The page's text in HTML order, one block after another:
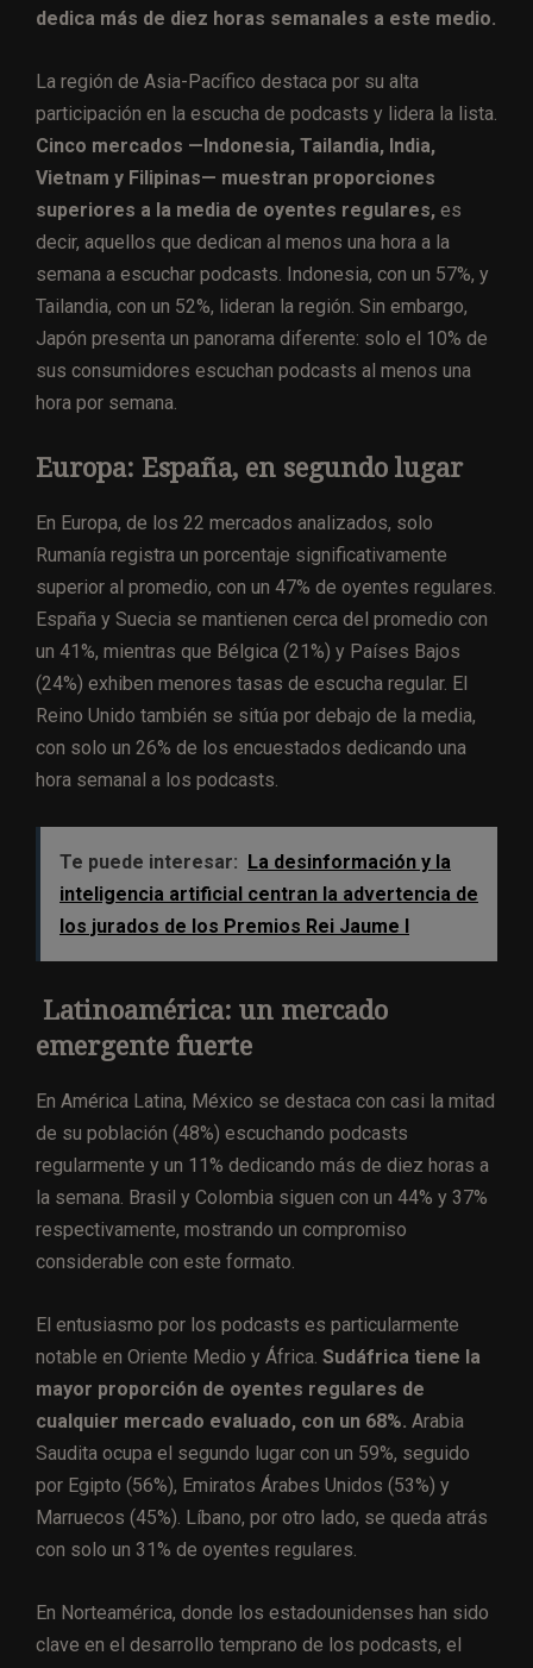
dedica más de diez horas semanales a este medio.
La región de Asia-Pacífico destaca por su alta
participación en la escucha de podcasts y lidera la lista.
Cinco mercados —Indonesia, Tailandia, India,
Vietnam y Filipinas— muestran proporciones
superiores a la media de oyentes regulares, es
decir, aquellos que dedican al menos una hora a la
semana a escuchar podcasts. Indonesia, con un 57%, y
Tailandia, con un 52%, lideran la región. Sin embargo,
Japón presenta un panorama diferente: solo el 10% de
sus consumidores escuchan podcasts al menos una
hora por semana.
Europa: España, en segundo lugar
En Europa, de los 22 mercados analizados, solo
Rumanía registra un porcentaje significativamente
superior al promedio, con un 47% de oyentes regulares.
España y Suecia se mantienen cerca del promedio con
un 41%, mientras que Bélgica (21%) y Países Bajos
(24%) exhiben menores tasas de escucha regular. El
Reino Unido también se sitúa por debajo de la media,
con solo un 26% de los encuestados dedicando una
hora semanal a los podcasts.
Te puede interesar:
La desinformación y la
inteligencia artificial centran la advertencia de
los jurados de los Premios Rei Jaume I
Latinoamérica: un mercado
emergente fuerte
En América Latina, México se destaca con casi la mitad
de su población (48%) escuchando podcasts
regularmente y un 11% dedicando más de diez horas a
la semana. Brasil y Colombia siguen con un 44% y 37%
respectivamente, mostrando un compromiso
considerable con este formato.
El entusiasmo por los podcasts es particularmente
notable en Oriente Medio y África. Sudáfrica tiene la
mayor proporción de oyentes regulares de
cualquier mercado evaluado, con un 68%. Arabia
Saudita ocupa el segundo lugar con un 59%, seguido
por Egipto (56%), Emiratos Árabes Unidos (53%) y
Marruecos (45%). Líbano, por otro lado, se queda atrás
con solo un 31% de oyentes regulares.
En Norteamérica, donde los estadounidenses han sido
clave en el desarrollo temprano de los podcasts, el